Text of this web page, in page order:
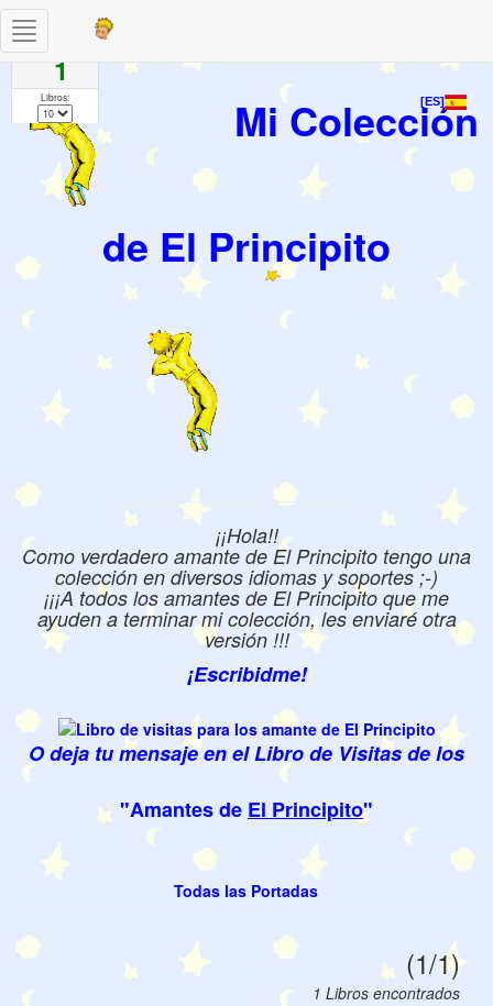
[ES]
Mi Colección
de El Principito
¡¡Hola!!
Como verdadero amante de El Principito tengo una
colección en diversos idiomas y soportes ;-)
¡¡¡A todos los amantes de El Principito que me
ayuden a terminar mi colección, les enviaré otra
versión !!!
¡Escribidme!
O deja tu mensaje en el Libro de Visitas de los
"Amantes de El Principito"
Todas las Portadas
Toggle
navigation
(1/1)
1 Libros encontrados
Paginas
1
Libros: